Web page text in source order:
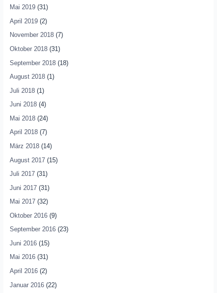
Mai 2019(31)
April 2019(2)
November 2018(7)
Oktober 2018(31)
September 2018(18)
August 2018(1)
Juli 2018(1)
Juni 2018(4)
Mai 2018(24)
April 2018(7)
März 2018(14)
August 2017(15)
Juli 2017(31)
Juni 2017(31)
Mai 2017(32)
Oktober 2016(9)
September 2016(23)
Juni 2016(15)
Mai 2016(31)
April 2016(2)
Januar 2016(22)